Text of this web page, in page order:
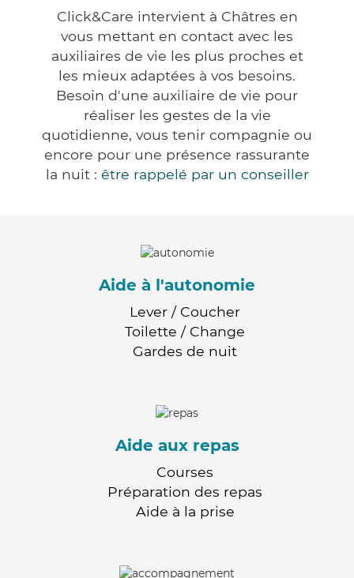
Click&Care intervient à Châtres en
vous mettant en contact avec les
auxiliaires de vie les plus proches et
les mieux adaptées à vos besoins.
Besoin d'une auxiliaire de vie pour
réaliser les gestes de la vie
quotidienne, vous tenir compagnie ou
encore pour une présence rassurante
la nuit : être rappelé par un conseiller
Aide à l'autonomie
Lever / Coucher
Toilette / Change
Gardes de nuit
Aide aux repas
Courses
Préparation des repas
Aide à la prise